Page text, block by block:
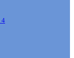
4